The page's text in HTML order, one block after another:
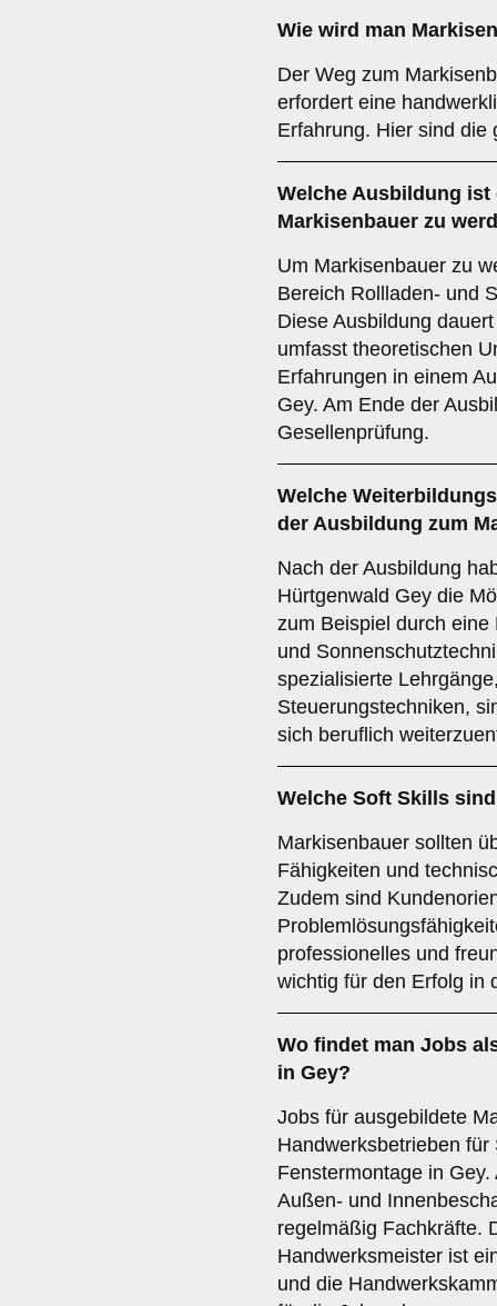
Wie wird man
Der Weg zum
erfordert eine
Erfahrung. Hier sind die
Welche Ausbildung ist
Markisenbauer zu
Um Markisenbauer zu
Bereich Rollladen- und
Diese Ausbildung
umfasst theoretischen
Erfahrungen in einem
Gey. Am Ende der
Gesellenprüfung.
Welche
der Ausbildung zum
Nach der Ausbildung
Hürtgenwald Gey die
zum Beispiel durch
und
spezialisierte
Steuerungstechniken,
sich beruflich
Welche Soft Skills
Markisenbauer sollten
Fähigkeiten und
Zudem sind
professionelles und
wichtig für den Erfolg in
Wo findet man Jobs
in Gey?
Jobs für ausgebildete
Handwerksbetrieben
Fenstermontage in
Außen- und
regelmäßig Fachkräfte.
Handwerksmeister ist
und die